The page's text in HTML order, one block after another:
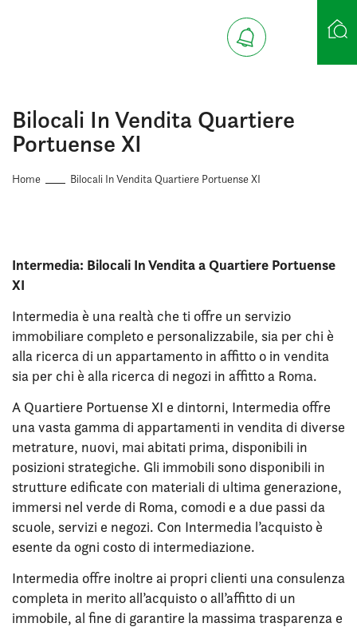
Bilocali In Vendita Quartiere
Portuense XI
Home Bilocali In Vendita Quartiere Portuense XI
Intermedia: Bilocali In Vendita a Quartiere Portuense
XI
Intermedia è una realtà che ti offre un servizio
immobiliare completo e personalizzabile, sia per chi è
alla ricerca di un appartamento in affitto o in vendita
sia per chi è alla ricerca di negozi in affitto a Roma.
A Quartiere Portuense XI e dintorni, Intermedia offre
una vasta gamma di appartamenti in vendita di diverse
metrature, nuovi, mai abitati prima, disponibili in
posizioni strategiche. Gli immobili sono disponibili in
strutture edificate con materiali di ultima generazione,
immersi nel verde di Roma, comodi e a due passi da
scuole, servizi e negozi. Con Intermedia l’acquisto è
esente da ogni costo di intermediazione.
Intermedia offre inoltre ai propri clienti una consulenza
completa in merito all’acquisto o all’affitto di un
immobile, al fine di garantire la massima trasparenza e